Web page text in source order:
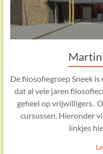
De filosofiegroep Sneek
dat al vele jaren
geheel op vrijwilligers.
cursussen. Hieronder
linkjes